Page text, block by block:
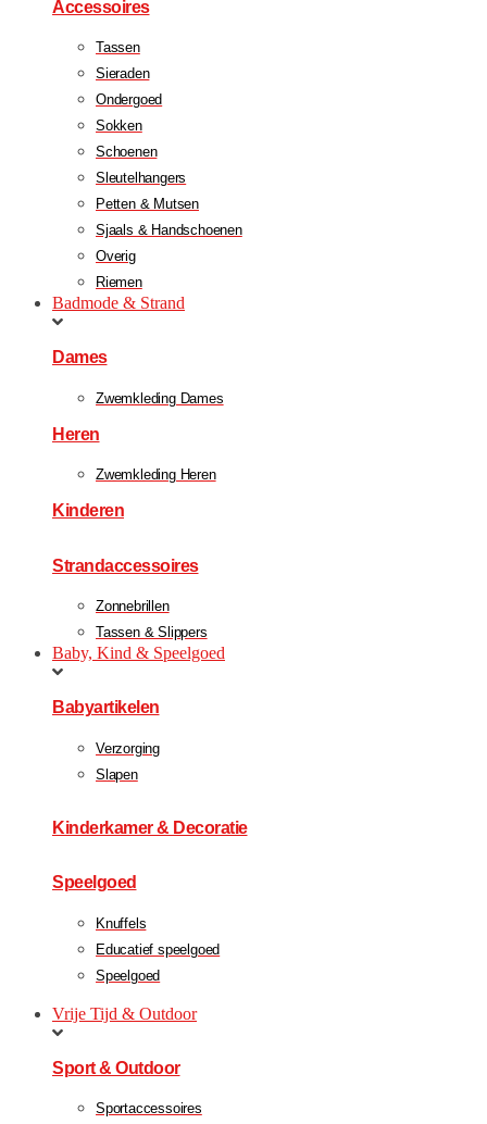
Accessoires
Tassen
Sieraden
Ondergoed
Sokken
Schoenen
Sleutelhangers
Petten & Mutsen
Sjaals & Handschoenen
Overig
Riemen
Badmode & Strand
Dames
Zwemkleding Dames
Heren
Zwemkleding Heren
Kinderen
Strandaccessoires
Zonnebrillen
Tassen & Slippers
Baby, Kind & Speelgoed
Babyartikelen
Verzorging
Slapen
Kinderkamer & Decoratie
Speelgoed
Knuffels
Educatief speelgoed
Speelgoed
Vrije Tijd & Outdoor
Sport & Outdoor
Sportaccessoires